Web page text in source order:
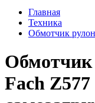
Главная
Техника
Обмотчик
Обмотчик
Fach Z577